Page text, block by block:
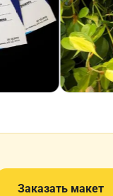
Заказать макет